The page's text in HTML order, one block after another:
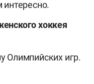
интересно.
хоккея
Олимпийских игр.